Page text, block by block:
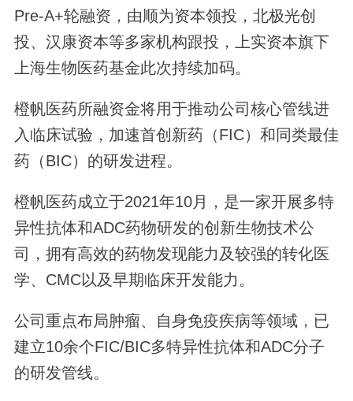
Pre-A+轮融资，由顺为资本领投，北极光创
投、汉康资本等多家机构跟投，上实资本旗下
上海生物医药基金此次持续加码。
橙帆医药所融资金将用于推动公司核心管线进
入临床试验，加速首创新药（FIC）和同类最佳
药（BIC）的研发进程。
橙帆医药成立于2021年10月，是一家开展多特
异性抗体和ADC药物研发的创新生物技术公
司，拥有高效的药物发现能力及较强的转化医
学、CMC以及早期临床开发能力。
公司重点布局肿瘤、自身免疫疾病等领域，已
建立10余个FIC/BIC多特异性抗体和ADC分子
的研发管线。